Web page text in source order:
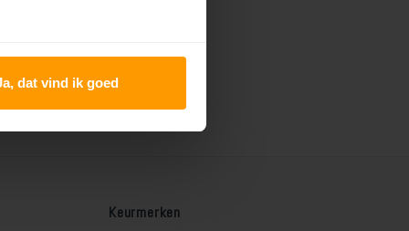
dat vind ik goed
Keurmerken